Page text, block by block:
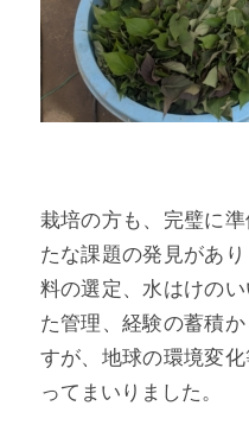
栽培の方も、完璧に
たな課題の発見があ
料の選定、水はけの
た管理、経験の蓄積
すが、地球の環境変
ってまいりました。